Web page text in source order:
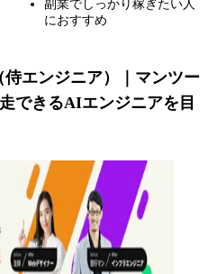
副業でしっかり稼ぎたい人
におすすめ
エンジニア）｜マンツー
できるAIエンジニアを目